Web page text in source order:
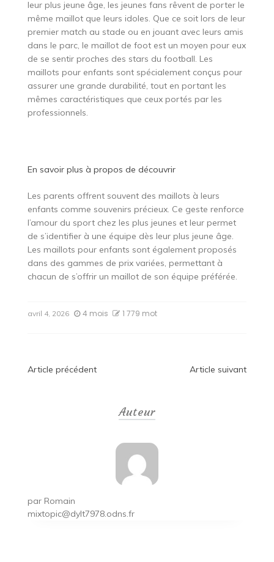
leur plus jeune âge, les jeunes fans rêvent de porter le
même maillot que leurs idoles. Que ce soit lors de leur
premier match au stade ou en jouant avec leurs amis
dans le parc, le maillot de foot est un moyen pour eux
de se sentir proches des stars du football. Les
maillots pour enfants sont spécialement conçus pour
assurer une grande durabilité, tout en portant les
mêmes caractéristiques que ceux portés par les
professionnels.
En savoir plus à propos de découvrir
Les parents offrent souvent des maillots à leurs
enfants comme souvenirs précieux. Ce geste renforce
l’amour du sport chez les plus jeunes et leur permet
de s’identifier à une équipe dès leur plus jeune âge.
Les maillots pour enfants sont également proposés
dans des gammes de prix variées, permettant à
chacun de s’offrir un maillot de son équipe préférée.
avril 4, 2026 4 mois 1 779 mot
Navigation
Article précédent Article suivant
Auteur
par Romain
mixtopic@dylt7978.odns.fr